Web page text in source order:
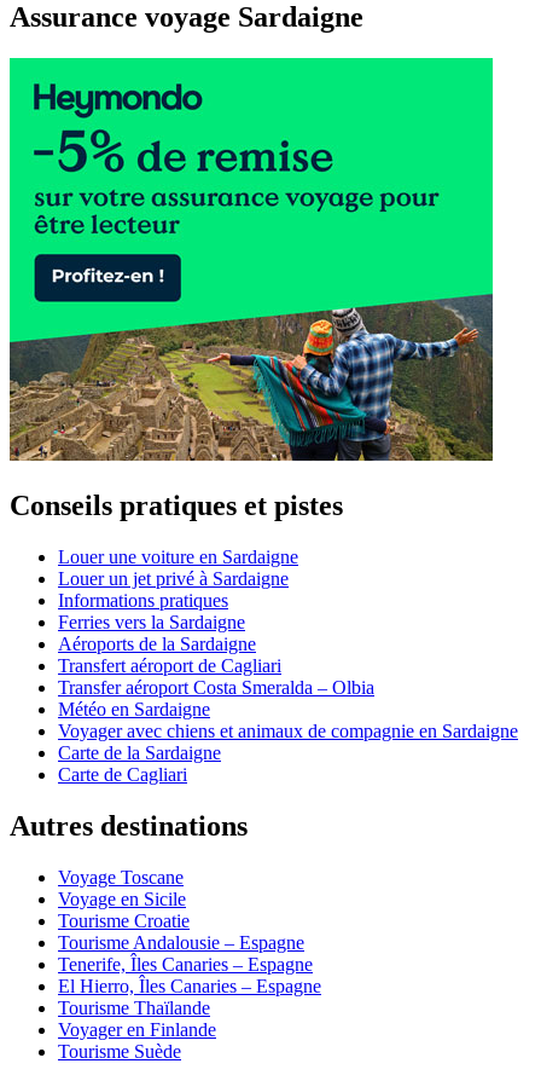
Assurance voyage Sardaigne
Conseils pratiques et pistes
Louer une voiture en Sardaigne
Louer un jet privé à Sardaigne
Informations pratiques
Ferries vers la Sardaigne
Aéroports de la Sardaigne
Transfert aéroport de Cagliari
Transfer aéroport Costa Smeralda – Olbia
Météo en Sardaigne
Voyager avec chiens et animaux de compagnie en Sardaigne
Carte de la Sardaigne
Carte de Cagliari
Autres destinations
Voyage Toscane
Voyage en Sicile
Tourisme Croatie
Tourisme Andalousie – Espagne
Tenerife, Îles Canaries – Espagne
El Hierro, Îles Canaries – Espagne
Tourisme Thaïlande
Voyager en Finlande
Tourisme Suède